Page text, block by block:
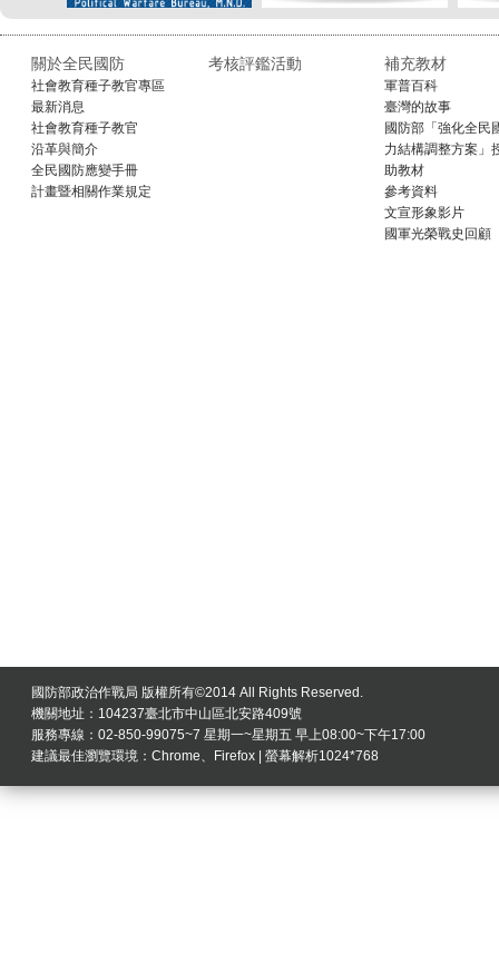
關於全民國防
社會教育種子教官專區
最新消息
社會教育種子教官
沿革與簡介
全民國防應變手冊
計畫暨相關作業規定
考核評鑑活動 補充教材
軍普百科
臺灣的故事
國防部「強化全民
力結構調整方案」
助教材
參考資料
文宣形象影片
國軍光榮戰史回顧
國防部政治作戰局 版權所有©2014 All Rights Reserved.
機關地址：104237臺北市中山區北安路409號
服務專線：02-850-99075~7 星期一~星期五 早上08:00~下午17:00
建議最佳瀏覽環境：Chrome、Firefox | 螢幕解析1024*768